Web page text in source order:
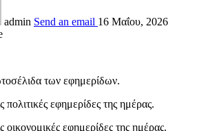
admin Send an email 16 Μαΐου, 2026
των εφημερίδων.
πολιτικές εφημερίδες της ημέρας.
οικονομικές εφημερίδες της ημέρας.